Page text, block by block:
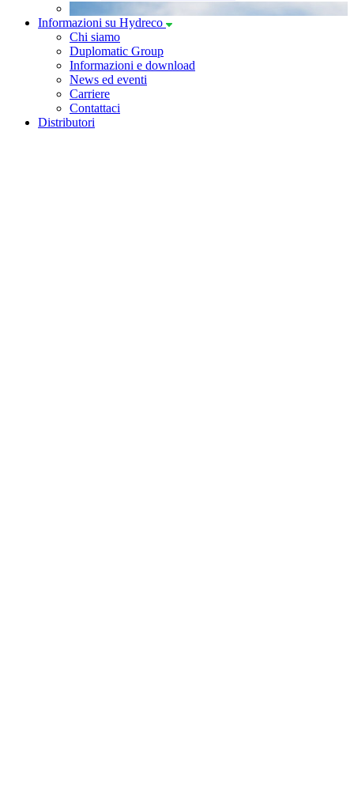
Informazioni su Hydreco
Chi siamo
Duplomatic Group
Informazioni e download
News ed eventi
Carriere
Contattaci
Distributori